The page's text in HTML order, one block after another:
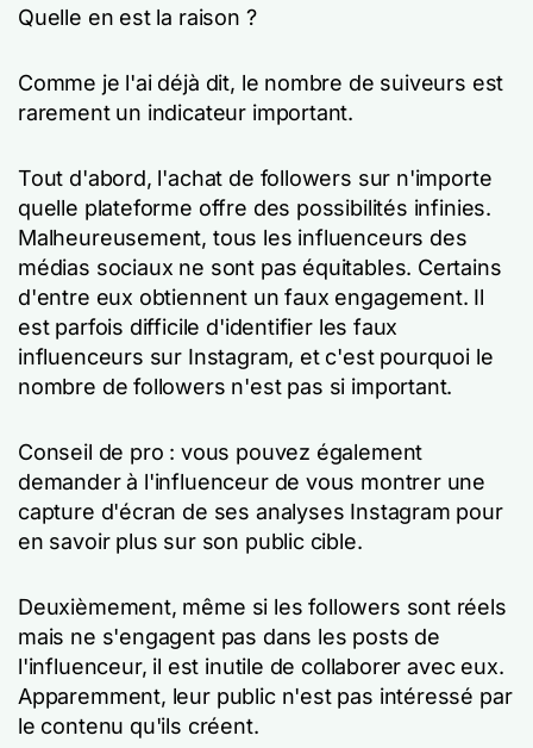
Quelle en est la raison ?
Comme je l'ai déjà dit, le nombre de suiveurs est
rarement un indicateur important.
Tout d'abord, l'achat de followers sur n'importe
quelle plateforme offre des possibilités infinies.
Malheureusement, tous les influenceurs des
médias sociaux ne sont pas équitables. Certains
d'entre eux obtiennent un faux engagement. Il
est parfois difficile d'identifier les faux
influenceurs sur Instagram, et c'est pourquoi le
nombre de followers n'est pas si important.
Conseil de pro : vous pouvez également
demander à l'influenceur de vous montrer une
capture d'écran de ses analyses Instagram pour
en savoir plus sur son public cible.
Deuxièmement, même si les followers sont réels
mais ne s'engagent pas dans les posts de
l'influenceur, il est inutile de collaborer avec eux.
Apparemment, leur public n'est pas intéressé par
le contenu qu'ils créent.